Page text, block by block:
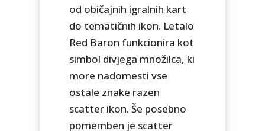
od običajnih igralnih kart
do tematičnih ikon. Letalo
Red Baron funkcionira kot
simbol divjega množilca, ki
more nadomesti vse
ostale znake razen
scatter ikon. Še posebno
pomemben je scatter